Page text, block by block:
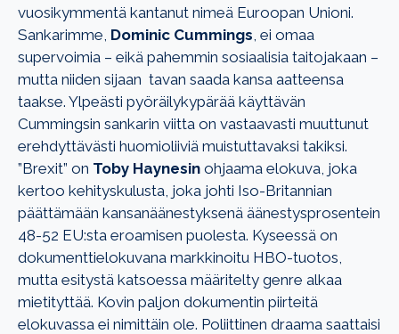
vuosikymmentä kantanut nimeä Euroopan Unioni.
Sankarimme, Dominic Cummings , ei omaa
supervoimia – eikä pahemmin sosiaalisia taitojakaan –
mutta niiden sijaan tavan saada kansa aatteensa
taakse. Ylpeästi pyöräilykypärää käyttävän
Cummingsin sankarin viitta on vastaavasti muuttunut
erehdyttävästi huomioliiviä muistuttavaksi takiksi.
”Brexit” on Toby Haynesin ohjaama elokuva, joka
kertoo kehityskulusta, joka johti Iso-Britannian
päättämään kansanäänestyksenä äänestysprosentein
48-52 EU:sta eroamisen puolesta. Kyseessä on
dokumenttielokuvana markkinoitu HBO-tuotos,
mutta esitystä katsoessa määritelty genre alkaa
mietityttää. Kovin paljon dokumentin piirteitä
elokuvassa ei nimittäin ole. Poliittinen draama saattaisi